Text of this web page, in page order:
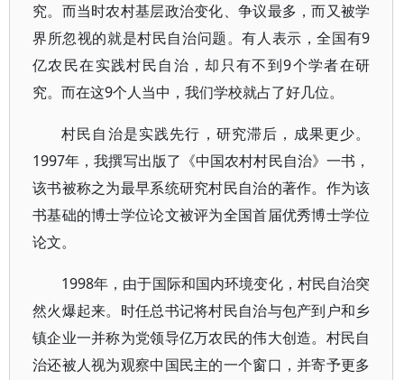
究。而当时农村基层政治变化、争议最多，而又被学
界所忽视的就是村民自治问题。有人表示，全国有9
亿农民在实践村民自治，却只有不到9个学者在研
究。而在这9个人当中，我们学校就占了好几位。
村民自治是实践先行，研究滞后，成果更少。
1997年，我撰写出版了《中国农村村民自治》一书，
该书被称之为最早系统研究村民自治的著作。作为该
书基础的博士学位论文被评为全国首届优秀博士学位
论文。
1998年，由于国际和国内环境变化，村民自治突
然火爆起来。时任总书记将村民自治与包产到户和乡
镇企业一并称为党领导亿万农民的伟大创造。村民自
治还被人视为观察中国民主的一个窗口，并寄予更多